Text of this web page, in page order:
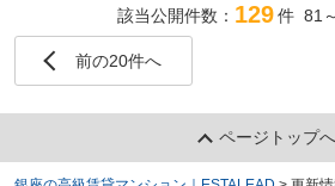
該当公開件数： 129件 81
前の20件へ
ページトップへ